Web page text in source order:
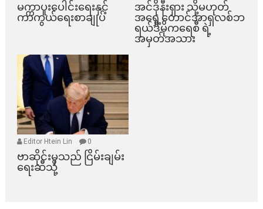
မက္ကာပူးပေါင်းရေးနှင့်
ကာကွယ်ရေးစာချုပ်
အင်ဒိုနီးရှား သို့မဟုတ်
အရှေ့တောင်အာရှလစ်ဘ
ရယ်ဒီမိုကရေစီ ရဲ့
အမှတ်အသား
Editor Htein Lin 0
ဗာဆိုင်းမှသည် ငြိမ်းချမ်း
ရေးဆီသို့